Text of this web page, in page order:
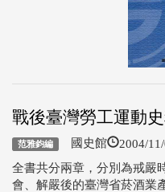
戰後臺灣勞工運動
范雅鈞編 國史館 2004/11/
全書共分兩章，分別為戒嚴
會、解嚴後的臺灣省菸酒業